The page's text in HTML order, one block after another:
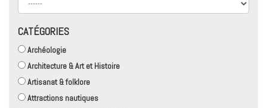
CATÉGORIES
Archéologie
Architecture & Art et Histoire
Artisanat & folklore
Attractions nautiques